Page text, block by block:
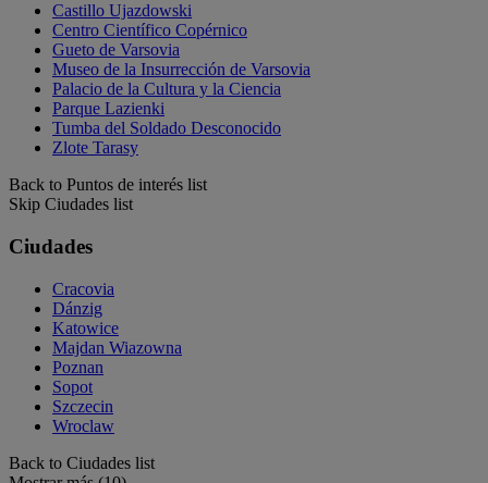
Castillo Ujazdowski
Centro Científico Copérnico
Gueto de Varsovia
Museo de la Insurrección de Varsovia
Palacio de la Cultura y la Ciencia
Parque Lazienki
Tumba del Soldado Desconocido
Zlote Tarasy
Back to Puntos de interés list
Skip Ciudades list
Ciudades
Cracovia
Dánzig
Katowice
Majdan Wiazowna
Poznan
Sopot
Szczecin
Wroclaw
Back to Ciudades list